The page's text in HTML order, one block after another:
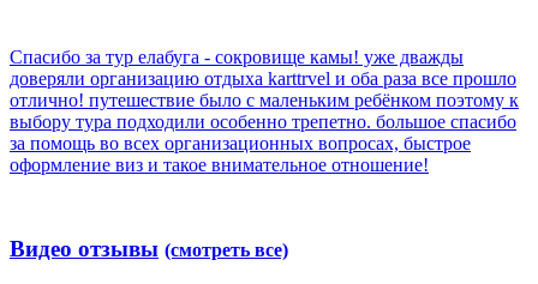
Спасибо за тур елабуга - сокровище камы! уже дважды
доверяли организацию отдыха karttrvel и оба раза все прошло
отлично! путешествие было с маленьким ребёнком поэтому к
выбору тура подходили особенно трепетно. большое спасибо
за помощь во всех организационных вопросах, быстрое
оформление виз и такое внимательное отношение!
Видео отзывы (смотреть все)